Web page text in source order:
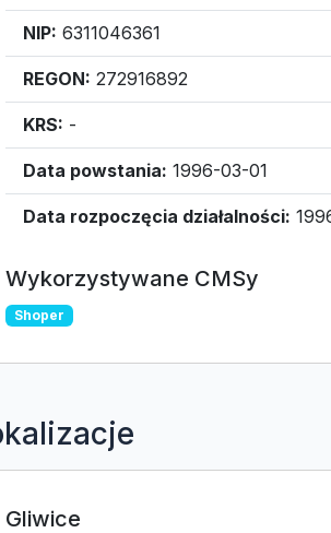
NIP: 6311046361
REGON: 272916892
KRS: -
Data powstania: 1996-03-01
Data rozpoczęcia działalności:
Wykorzystywane CMSy
Shoper
Gliwice